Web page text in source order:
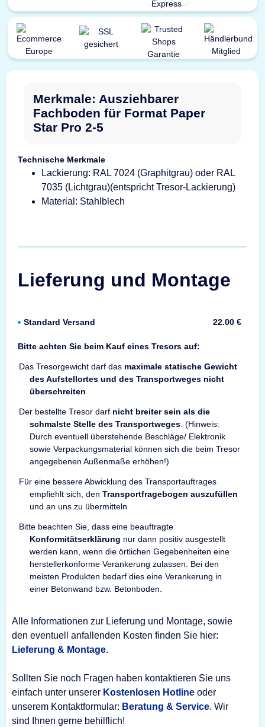
Merkmale: Ausziehbarer
Fachboden für Format Paper
Star Pro 2-5
Technische Merkmale
Lackierung: RAL 7024 (Graphitgrau) oder RAL
7035 (Lichtgrau)(entspricht Tresor-Lackierung)
Material: Stahlblech
Lieferung und Montage
Standard Versand 22.00 €
Bitte achten Sie beim Kauf eines Tresors auf:
Das Tresorgewicht darf das maximale statische Gewicht
des Aufstellortes und des Transportweges nicht
überschreiten
Der bestellte Tresor darf nicht breiter sein als die
schmalste Stelle des Transportweges . (Hinweis:
Durch eventuell überstehende Beschläge/ Elektronik
sowie Verpackungsmaterial können sich die beim Tresor
angegebenen Außenmaße erhöhen!)
Für eine bessere Abwicklung des Transportauftrages
empfiehlt sich, den Transportfragebogen auszufüllen
und an uns zu übermitteln
Bitte beachten Sie, dass eine beauftragte
Konformitätserklärung nur dann positiv ausgestellt
werden kann, wenn die örtlichen Gegebenheiten eine
herstellerkonforme Verankerung zulassen. Bei den
meisten Produkten bedarf dies eine Verankerung in
einer Betonwand bzw. Betonboden.
Alle Informationen zur Lieferung und Montage, sowie
den eventuell anfallenden Kosten finden Sie hier:
Lieferung & Montage.
Sollten Sie noch Fragen haben kontaktieren Sie uns
einfach unter unserer Kostenlosen Hotline oder
unserem Kontaktformular: Beratung & Service. Wir
sind Ihnen gerne behilflich!